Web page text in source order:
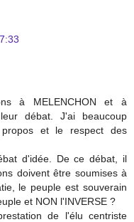
à MELENCHON et à
débat. J'ai beaucoup
et le respect des
d'idée. De ce débat, il
doivent être soumises à
le peuple est souverain
et NON l'INVERSE ?
de l'élu centriste